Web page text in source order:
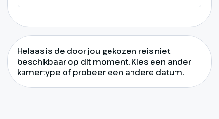
Terugreis
720 km
Helaas is de door jou gekozen reis niet
beschikbaar op dit moment. Kies een ander
kamertype of probeer een andere datum.